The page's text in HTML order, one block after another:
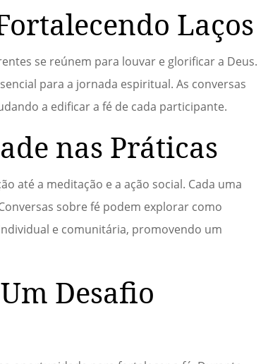
Laços
se reúnem para louvar e glorificar a Deus.
para a jornada espiritual. As conversas
a edificar a fé de cada participante.
nas Práticas
até a meditação e a ação social. Cada uma
sobre fé podem explorar como
e comunitária, promovendo um
Desafio